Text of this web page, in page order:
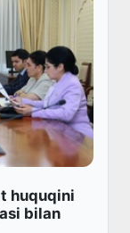
huquqini
bilan